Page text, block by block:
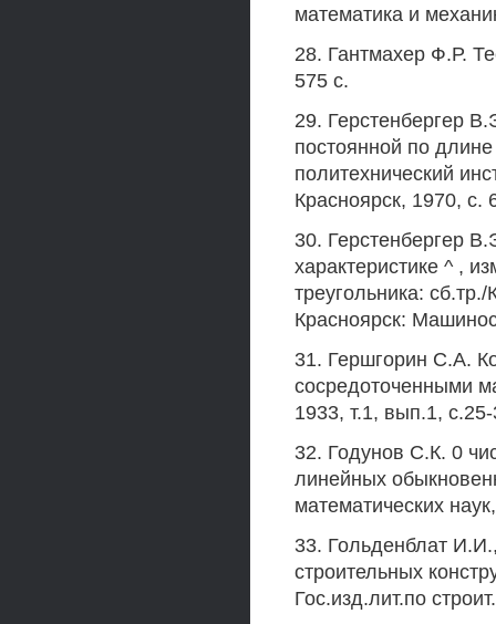
математика и
28. Гантмахер Ф.Р.
575 с.
29. Герстенбергер
постоянной по длине
политехнический
Красноярск, 1970, с.
30. Герстенбергер
характеристике ^ ,
треугольника: сб.тр./
Красноярск:
31. Гершгорин С.А.
сосредоточенными
1933, т.1, вып.1,
32. Годунов С.К. 0
линейных
математических
33. Гольденблат
строительных
Гос.изд.лит.по